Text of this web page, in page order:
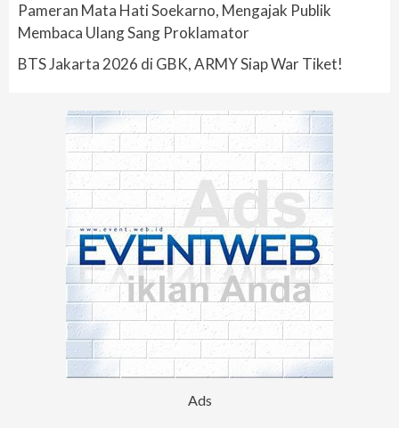
Pameran Mata Hati Soekarno, Mengajak Publik
Membaca Ulang Sang Proklamator
BTS Jakarta 2026 di GBK, ARMY Siap War Tiket!
Ads